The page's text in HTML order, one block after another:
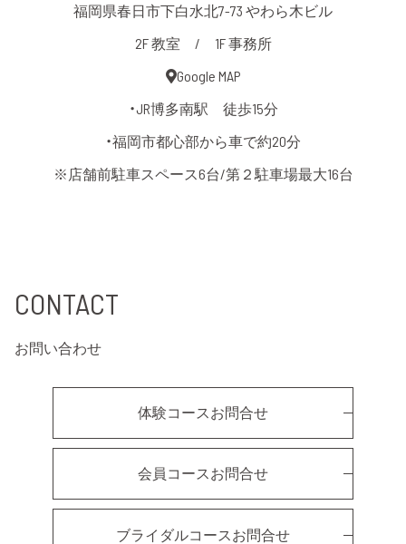
福岡県春日市下白水北7-73 やわら木ビル
2F 教室 / 1F 事務所
Google MAP
・JR博多南駅 徒歩15分
・福岡市都心部から車で約20分
※店舗前駐車スペース6台/第２駐車場最大16台
CONTACT
お問い合わせ
体験コースお問合せ
会員コースお問合せ
ブライダルコースお問合せ